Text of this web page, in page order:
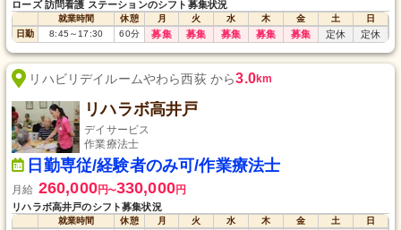
ローズ 訪問看護 ステーションのシフト募集状況
就業時間 休憩 月 火 水 木 金 土
日
日勤
8:45 ～17:30 60分 募集 募集 募集 募集 募集 定休 定休
リハビリデイルームやわら西荻 から3.0km
リハラボ高井戸
デイサービス
作業療法士
日勤専従/経験者のみ可/作業療法士
月給 260,000円〜330,000円
リハラボ高井戸のシフト募集状況
就業時間 休憩 月 火 水 木 金 土
日